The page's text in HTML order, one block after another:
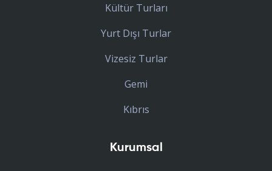
Kültür Turları
Yurt Dışı Turlar
Vizesiz Turlar
Gemi
Kıbrıs
Kurumsal